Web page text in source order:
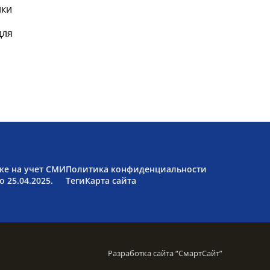
на учет СМИ
25.04.2025.
Политика конфиденциальности
ТегиКарта сайта
Разработка сайта “СмартСайт”